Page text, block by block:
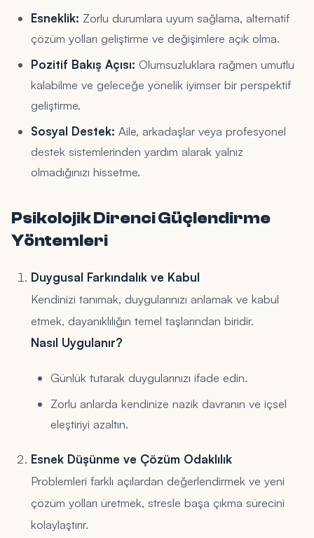
Esneklik: Zorlu durumlara uyum sağlama, alternatif
çözüm yolları geliştirme ve değişimlere açık olma.
Pozitif Bakış Açısı: Olumsuzluklara rağmen umutlu
kalabilme ve geleceğe yönelik iyimser bir perspektif
geliştirme.
Sosyal Destek: Aile, arkadaşlar veya profesyonel
destek sistemlerinden yardım alarak yalnız
olmadığınızı hissetme.
Psikolojik Direnci Güçlendirme
Yöntemleri
Duygusal Farkındalık ve Kabul
Kendinizi tanımak, duygularınızı anlamak ve kabul
etmek, dayanıklılığın temel taşlarından biridir.
Nasıl Uygulanır?
Günlük tutarak duygularınızı ifade edin.
Zorlu anlarda kendinize nazik davranın ve içsel
eleştiriyi azaltın.
Esnek Düşünme ve Çözüm Odaklılık
Problemleri farklı açılardan değerlendirmek ve yeni
çözüm yolları üretmek, stresle başa çıkma sürecini
kolaylaştırır.